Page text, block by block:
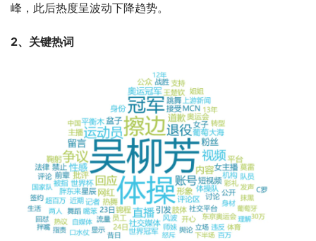
峰，此后热度呈波动下降趋势。
2、关键热词